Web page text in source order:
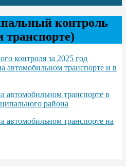
контроль
транспорте)
контроля за 2025 год
автомобильном транспорте и в
транспорте в
района
транспорте на